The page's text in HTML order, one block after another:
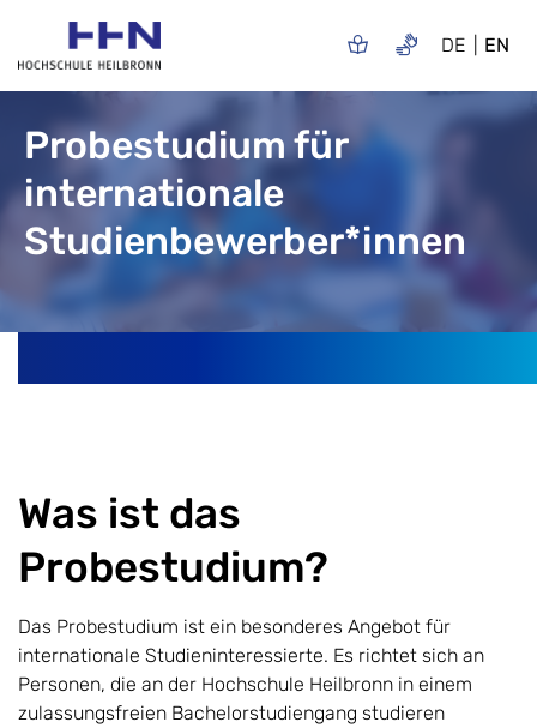
DE EN
Probestudium für
internationale
Studienbewerber*innen
Was ist das
Probestudium?
Das Probestudium ist ein besonderes Angebot für
internationale Studieninteressierte. Es richtet sich an
Personen, die an der Hochschule Heilbronn in einem
zulassungsfreien Bachelorstudiengang studieren